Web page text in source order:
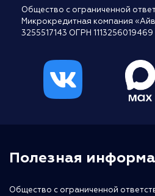
Общество с ограниченной
Микрокредитная компания
3255517143 ОГРН 1113256019469
Полезная
Общество с ограниченной